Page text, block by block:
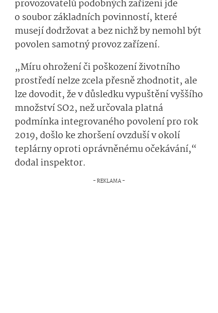
provozovatelů podobných zařízení jde
o soubor základních povinností, které
musejí dodržovat a bez nichž by nemohl být
povolen samotný provoz zařízení.
„Míru ohrožení či poškození životního
prostředí nelze zcela přesně zhodnotit, ale
lze dovodit, že v důsledku vypuštění vyššího
množství SO2, než určovala platná
podmínka integrovaného povolení pro rok
2019, došlo ke zhoršení ovzduší v okolí
teplárny oproti oprávněnému očekávání,“
dodal inspektor.